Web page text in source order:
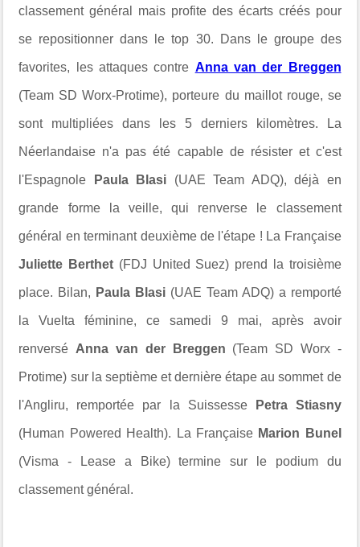
classement général mais profite des écarts créés pour
se repositionner dans le top 30. Dans le groupe des
favorites, les attaques contre Anna van der Breggen
(Team SD Worx-Protime), porteure du maillot rouge, se
sont multipliées dans les 5 derniers kilomètres. La
Néerlandaise n'a pas été capable de résister et c'est
l'Espagnole Paula Blasi (UAE Team ADQ), déjà en
grande forme la veille, qui renverse le classement
général en terminant deuxième de l'étape ! La Française
Juliette Berthet (FDJ United Suez) prend la troisième
place. Bilan, Paula Blasi (UAE Team ADQ) a remporté
la Vuelta féminine, ce samedi 9 mai, après avoir
renversé Anna van der Breggen (Team SD Worx -
Protime) sur la septième et dernière étape au sommet de
l'Angliru, remportée par la Suissesse Petra Stiasny
(Human Powered Health). La Française Marion Bunel
(Visma - Lease a Bike) termine sur le podium du
classement général.